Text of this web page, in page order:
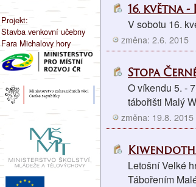
Projekt:
Stavba venkovní učebny
Fara Michalovy hory
16. května -
V sobotu 16.
změna: 2.6. 2015
Stopa
O víkendu 5. -
tábořišti Malý
změna: 19.8. 2015
Letošní Velké
Tábořením